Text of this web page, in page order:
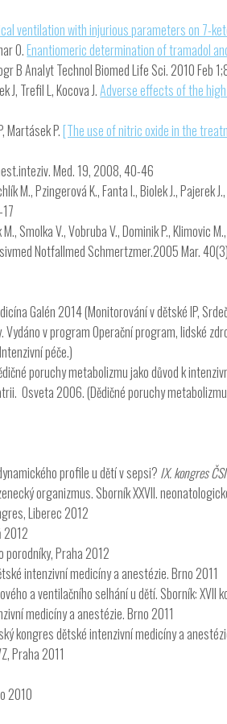
ventilation with injurious parameters on 7-
O.Enantiomeric determination of tramadol
B Analyt Technol Biomed Life Sci. 2010 Feb
J, Trefil L, Kocova J.Adverse effects of the
Martásek P.[The use of nitric oxide in the
Med. 19, 2008, 40-46
M., Pzingerová K., Fanta I., Biolek J.,
Smolka V., Vobruba V., Dominik P., Klimovic
Notfallmed Schmertzmer.2005 Mar.
Galén 2014 (Monitorování v dětské IP,
Vydáno v program Operační program, lidské
péče.)
poruchy metabolizmu jako důvod k
Osveta 2006. (Dědičné poruchy
profile u dětí v sepsi? IX. kongres
organizmus. Sborník XXVII.
Liberec 2012
2012
porodníky, Praha 2012
intenzivní medicíny a anestézie. Brno 2011
a ventilačního selhání u dětí. Sborník: XVII
medicíny a anestézie. Brno 2011
kongres dětské intenzivní medicíny a
Praha 2011
2010